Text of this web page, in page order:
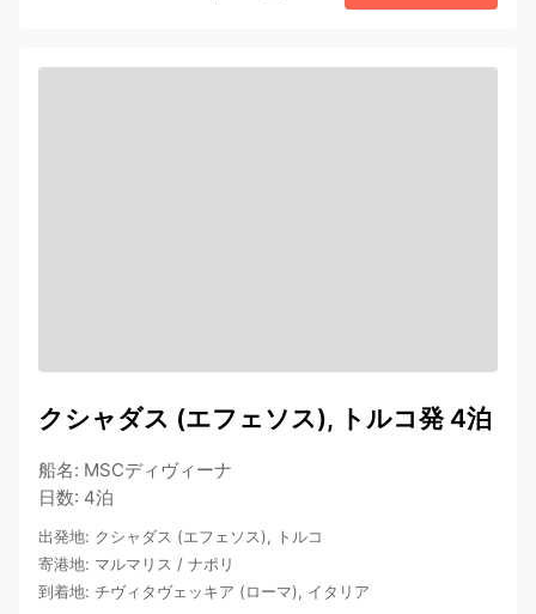
クシャダス (エフェソス), トルコ発 4泊
船名: MSCディヴィーナ
日数: 4泊
出発地: クシャダス (エフェソス), トルコ
寄港地: マルマリス / ナポリ
到着地: チヴィタヴェッキア (ローマ), イタリア